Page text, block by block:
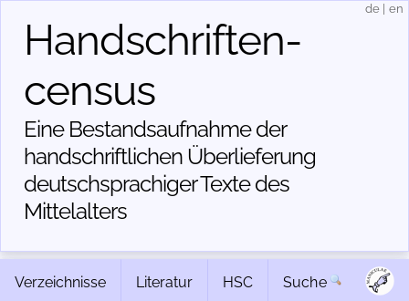
Handschriften­
census
Eine Bestandsaufnahme der
handschriftlichen Über­lieferung
deutschsprachiger Texte des
Mittelalters
de en
Verzeichnisse Literatur HSC Suche